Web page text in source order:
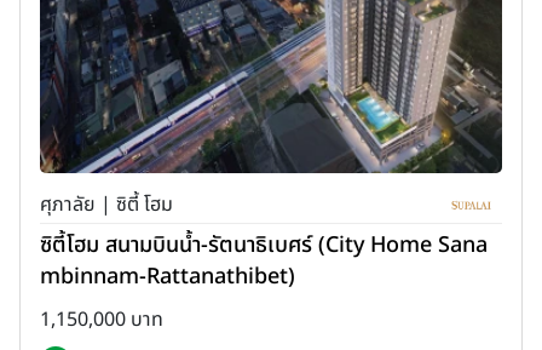
ศุภาลัย | ซิตี้ โฮม
ซิตี้โฮม สนามบินน้ำ-รัตนาธิเบศร์ (City Home Sana
mbinnam-Rattanathibet)
1,150,000 บาท